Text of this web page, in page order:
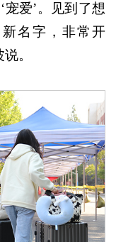
爱’。见到了想
名字，非常开
。